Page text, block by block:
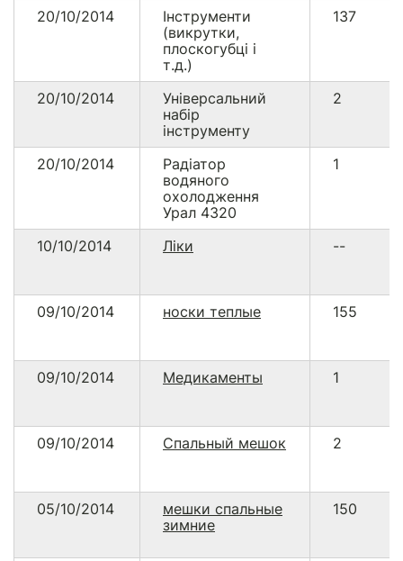
20/10/2014
Інструменти
(викрутки,
плоскогубці і
т.д.)
137
20/10/2014
Універсальний
набір
інструменту
2
20/10/2014
Радіатор
водяного
охолодження
Урал 4320
1
10/10/2014 Ліки --
09/10/2014 носки теплые 155
09/10/2014 Медикаменты 1
09/10/2014 Спальный мешок 2
05/10/2014
мешки спальные
зимние
150